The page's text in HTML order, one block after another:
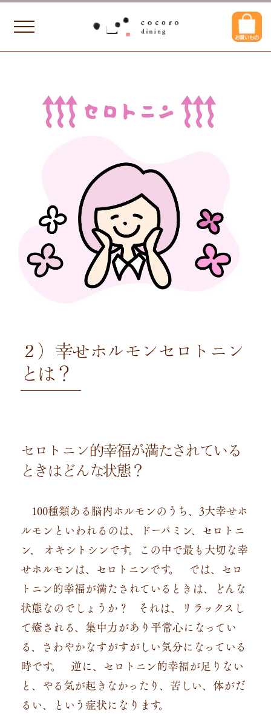
２）幸せホルモンセロトニン
とは？
セロトニン的幸福が満たされている
ときはどんな状態？
100種類ある脳内ホルモンのうち、3大幸せホ
ルモンといわれるのは、ドーパミン、セロトニ
ン、 オキシトシンです。この中で最も大切な幸
せホルモンは、セロトニンです。
では、セロ
トニン的幸福が満たされているときは、どんな
状態なのでしょうか？
それは、リラックスし
て癒される、集中力があり平常心になってい
る、さわやかなすがすがしい気分になっている
時です。 逆に、セロトニン的幸福が足りない
と、やる気が起きなかったり、苦しい、体がだ
るい、という症状になります。